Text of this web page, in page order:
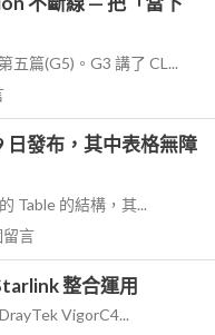
五篇(G5)。G3 講了 CL...
日發布，其中表格無障
Table 的結構，其...
留言
整合運用
VigorC4...